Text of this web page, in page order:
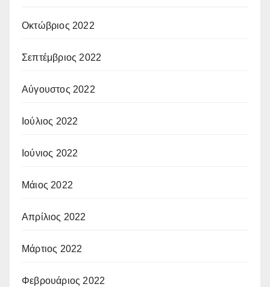
Οκτώβριος 2022
Σεπτέμβριος 2022
Αύγουστος 2022
Ιούλιος 2022
Ιούνιος 2022
Μάιος 2022
Απρίλιος 2022
Μάρτιος 2022
Φεβρουάριος 2022